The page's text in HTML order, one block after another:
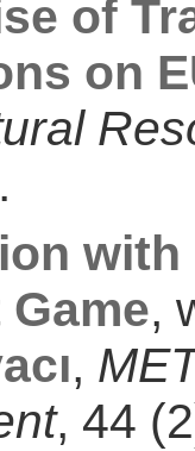
of
on
with
,
,
, 44